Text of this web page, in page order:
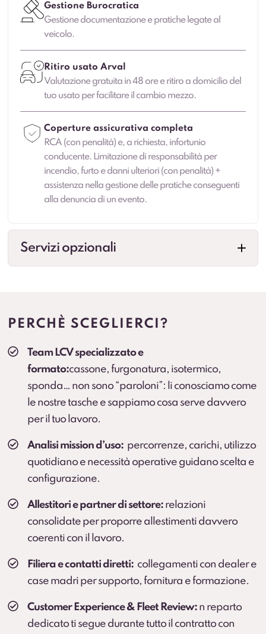
Gestione Burocratica
Gestione documentazione e pratiche legate al
veicolo.
Ritiro usato Arval
Valutazione gratuita in 48 ore e ritiro a domicilio del
tuo usato per facilitare il cambio mezzo.
Coperture assicurativa completa
RCA (con penalità) e, a richiesta, infortunio
conducente. Limitazione di responsabilità per
incendio, furto e danni ulteriori (con penalità) +
assistenza nella gestione delle pratiche conseguenti
alla denuncia di un evento.
Servizi opzionali
all’attività). Prevedere collegamenti a landing.
Veicolo sostitutivo
Continuità operativa in caso di fermo prolungato
(secondo condizioni).
Cambio gomme
pneumatici.
Protection Pack – Noleggio senza sorprese
danni all’interno del vano di carico e sulle parti
soggette a usura chenon sono coperte dalla
Kasko.
Scopri di più
PERCHÈ SCEGLIERCI?
Team LCV specializzato e
formato:cassone, furgonatura, isotermico,
sponda… non sono “paroloni”: li conosciamo come
le nostre tasche e sappiamo cosa serve davvero
per il tuo lavoro.
Analisi mission d’uso: percorrenze, carichi, utilizzo
quotidiano e necessità operative guidano scelta e
configurazione.
Allestitori e partner di settore: relazioni
consolidate per proporre allestimenti davvero
coerenti con il lavoro.
Filiera e contatti diretti: collegamenti con dealer e
case madri per supporto, fornitura e formazione.
Customer Experience & Fleet Review: n reparto
dedicato ti segue durante tutto il contratto con